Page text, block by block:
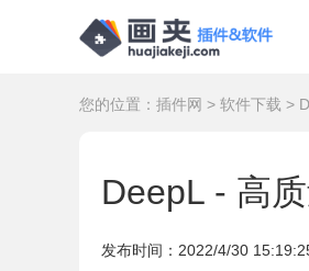
您的位置： 插件网 > 软件下载 >
DeepL - 高
发布时间： 2022/4/30